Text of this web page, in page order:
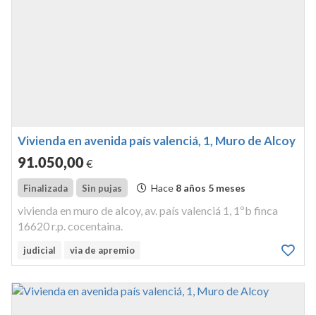
Vivienda en avenida país valenciá, 1, Muro de Alcoy
91.050,00€
Finalizada Sin pujas Hace 8 años 5 meses
vivienda en muro de alcoy, av. país valenciá 1, 1ºb finca
16620 r.p. cocentaina.
judicial via de apremio